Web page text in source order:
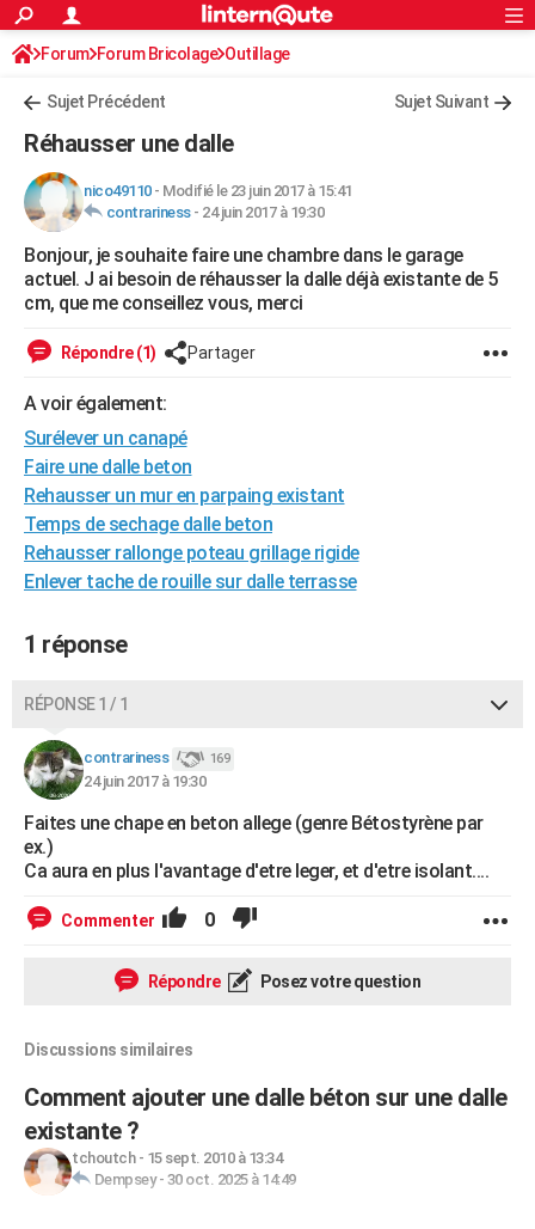
ACTUALITÉS
Politique
Société
Faits Divers
Education
Monde
Villes
+
FINANCE
Retraite
Impôts
Epargne
Immobilier
Risques naturels par ville
Banque
Assurance
Crédit
AUTO
Essais
Réserver un essai
Citadines
Berlines
SUV
Forum auto
+HIGH-TECH
Mobiles
Meilleur smartphone
Internet
Ordinateurs
Jeux vidéo
Guide high-tech
+
Forum
Aménagement intérieur
Extérieur
Cuisine
Salle de bains
Jardinage
Rangement
WEEK-END
Guides de France
Escapades
Patrimoine
Expositions
Musées
Week-end nature
+LIFESTYLE
Art de vivre
Bien-être
Loisirs
Mode
Modes de vie
SANTE
Alimentation
Guide de la santé
Maladies
Médicaments
Sommeil
VOYAGE
Destinations
City break
Voyage nature
Voyage de noces
Forum
Climat
+PHOTO
BONS PLANS
CARTE DE VOEUX
Carte de Noël
Carte Bonne année
Carte Saint-Valentin
Carte Pâques
Carte d'anniversaire
DICTIONNAIRE
Dictionnaire
Biographies
Citations
Expressions
Proverbes
COPAINS D'AVANT
AVIS DE DÉCÈS
S'inscrire
Connexion
Forum Forum Bricolage Outillage
Sujet Précédent Sujet Suivant
Réhausser une dalle
nico49110- Modifié le 23 juin 2017 à 15:41
contrariness- 24 juin 2017 à 19:30
Bonjour, je souhaite faire une chambre dans le garage
actuel. J ai besoin de réhausser la dalle déjà existante de 5
cm, que me conseillez vous, merci
Répondre (1) Partager
A voir également:
Surélever un canapé
Faire une dalle beton
Rehausser un mur en parpaing existant
Temps de sechage dalle beton
Rehausser rallonge poteau grillage rigide
Enlever tache de rouille sur dalle terrasse
1 réponse
RÉPONSE 1 / 1
contrariness 169
24 juin 2017 à 19:30
Faites une chape en beton allege (genre Bétostyrène par
ex.)
Ca aura en plus l'avantage d'etre leger, et d'etre isolant....
Commenter 0
Répondre Posez votre question
Discussions similaires
Comment ajouter une dalle béton sur une dalle
existante ?
tchoutch- 15 sept. 2010 à 13:34
Dempsey- 30 oct. 2025 à 14:49